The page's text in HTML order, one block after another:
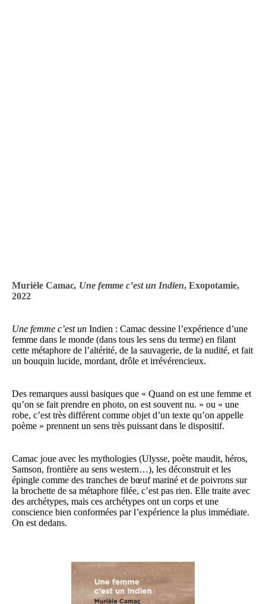
Murièle Camac, Une femme c’est un Indien, Exopotamie,
2022
Une femme c’est un Indien : Camac dessine l’expérience d’une
femme dans le monde (dans tous les sens du terme) en filant
cette métaphore de l’altérité, de la sauvagerie, de la nudité, et fait
un bouquin lucide, mordant, drôle et irrévérencieux.
Des remarques aussi basiques que « Quand on est une femme et
qu’on se fait prendre en photo, on est souvent nu. » ou « une
robe, c’est très différent comme objet d’un texte qu’on appelle
poème » prennent un sens très puissant dans le dispositif.
Camac joue avec les mythologies (Ulysse, poète maudit, héros,
Samson, frontière au sens western…), les déconstruit et les
épingle comme des tranches de bœuf mariné et de poivrons sur
la brochette de sa métaphore filée, c’est pas rien. Elle traite avec
des archétypes, mais ces archétypes ont un corps et une
conscience bien conformées par l’expérience la plus immédiate.
On est dedans.